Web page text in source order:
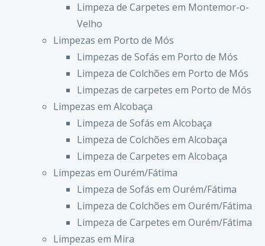
Limpeza de Carpetes em Montemor-o-
Velho
Limpezas em Porto de Mós
Limpezas de Sofás em Porto de Mós
Limpeza de Colchões em Porto de Mós
Limpezas de carpetes em Porto de Mós
Limpezas em Alcobaça
Limpeza de Sofás em Alcobaça
Limpeza de Colchões em Alcobaça
Limpeza de Carpetes em Alcobaça
Limpezas em Ourém/Fátima
Limpeza de Sofás em Ourém/Fátima
Limpeza de Colchões em Ourém/Fátima
Limpeza de Carpetes em Ourém/Fátima
Limpezas em Mira